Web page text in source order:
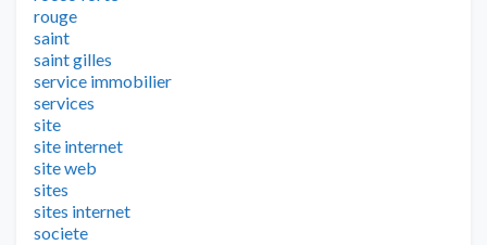
rouge
saint
saint gilles
service immobilier
services
site
site internet
site web
sites
sites internet
societe